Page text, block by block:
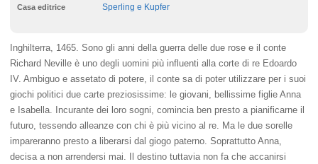
Casa editrice Sperling e Kupfer
Inghilterra, 1465. Sono gli anni della guerra delle due rose e il conte
Richard Neville è uno degli uomini più influenti alla corte di re Edoardo
IV. Ambiguo e assetato di potere, il conte sa di poter utilizzare per i suoi
giochi politici due carte preziosissime: le giovani, bellissime figlie Anna
e Isabella. Incurante dei loro sogni, comincia ben presto a pianificarne il
futuro, tessendo alleanze con chi è più vicino al re. Ma le due sorelle
impareranno presto a liberarsi dal giogo paterno. Soprattutto Anna,
decisa a non arrendersi mai. Il destino tuttavia non fa che accanirsi